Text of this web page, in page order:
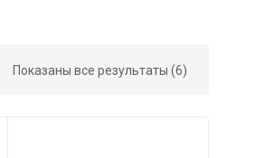
Показаны все результаты (6)